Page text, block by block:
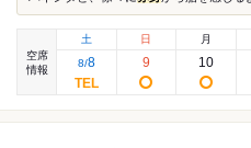
空席
情報
土
8/8
日
9
月
10